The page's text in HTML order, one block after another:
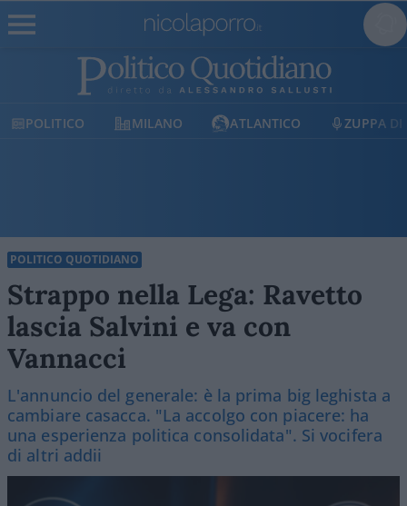
MILANO ATLANTICO ZUPPA DI
POLITICO QUOTIDIANO
Strappo nella Lega: Ravetto
lascia Salvini e va con
Vannacci
L'annuncio del generale: è la prima big leghista a
cambiare casacca. "La accolgo con piacere: ha
una esperienza politica consolidata". Si vocifera
di altri addii